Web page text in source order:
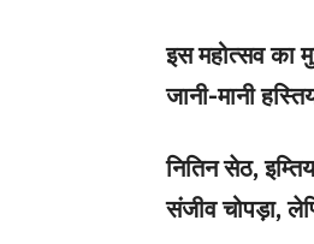
इस महोत्सव का
जानी-मानी
नितिन सेठ,
संजीव चोपड़ा,